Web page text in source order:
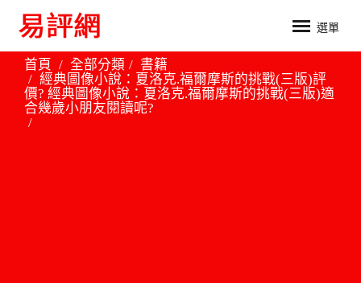
選單
首頁 全部分類
書籍
經典圖像小說：夏洛克.福爾摩斯的挑戰(三版)評
價? 經典圖像小說：夏洛克.福爾摩斯的挑戰(三版)適
合幾歲小朋友閱讀呢?